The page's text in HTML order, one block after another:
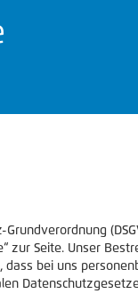
zur Seite. Unser
bei uns